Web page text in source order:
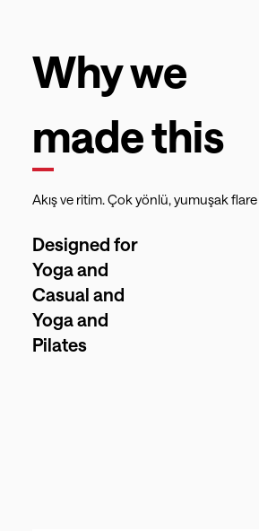
Why we
made this
Akış ve ritim. Çok yönlü, yumuşak
Designed for
Yoga and
Casual and
Yoga and
Pilates